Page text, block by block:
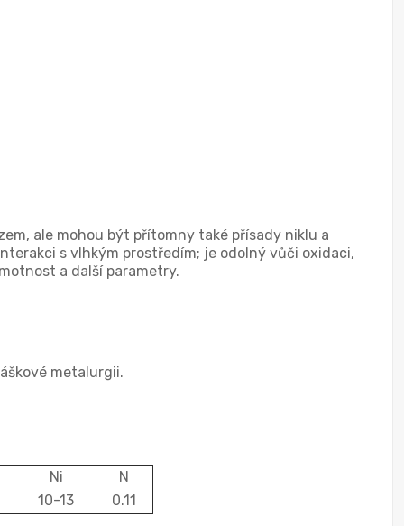
ale mohou být přítomny také přísady niklu a
s vlhkým prostředím; je odolný vůči oxidaci,
a další parametry.
metalurgii.
Ni
N
10-13
0.11